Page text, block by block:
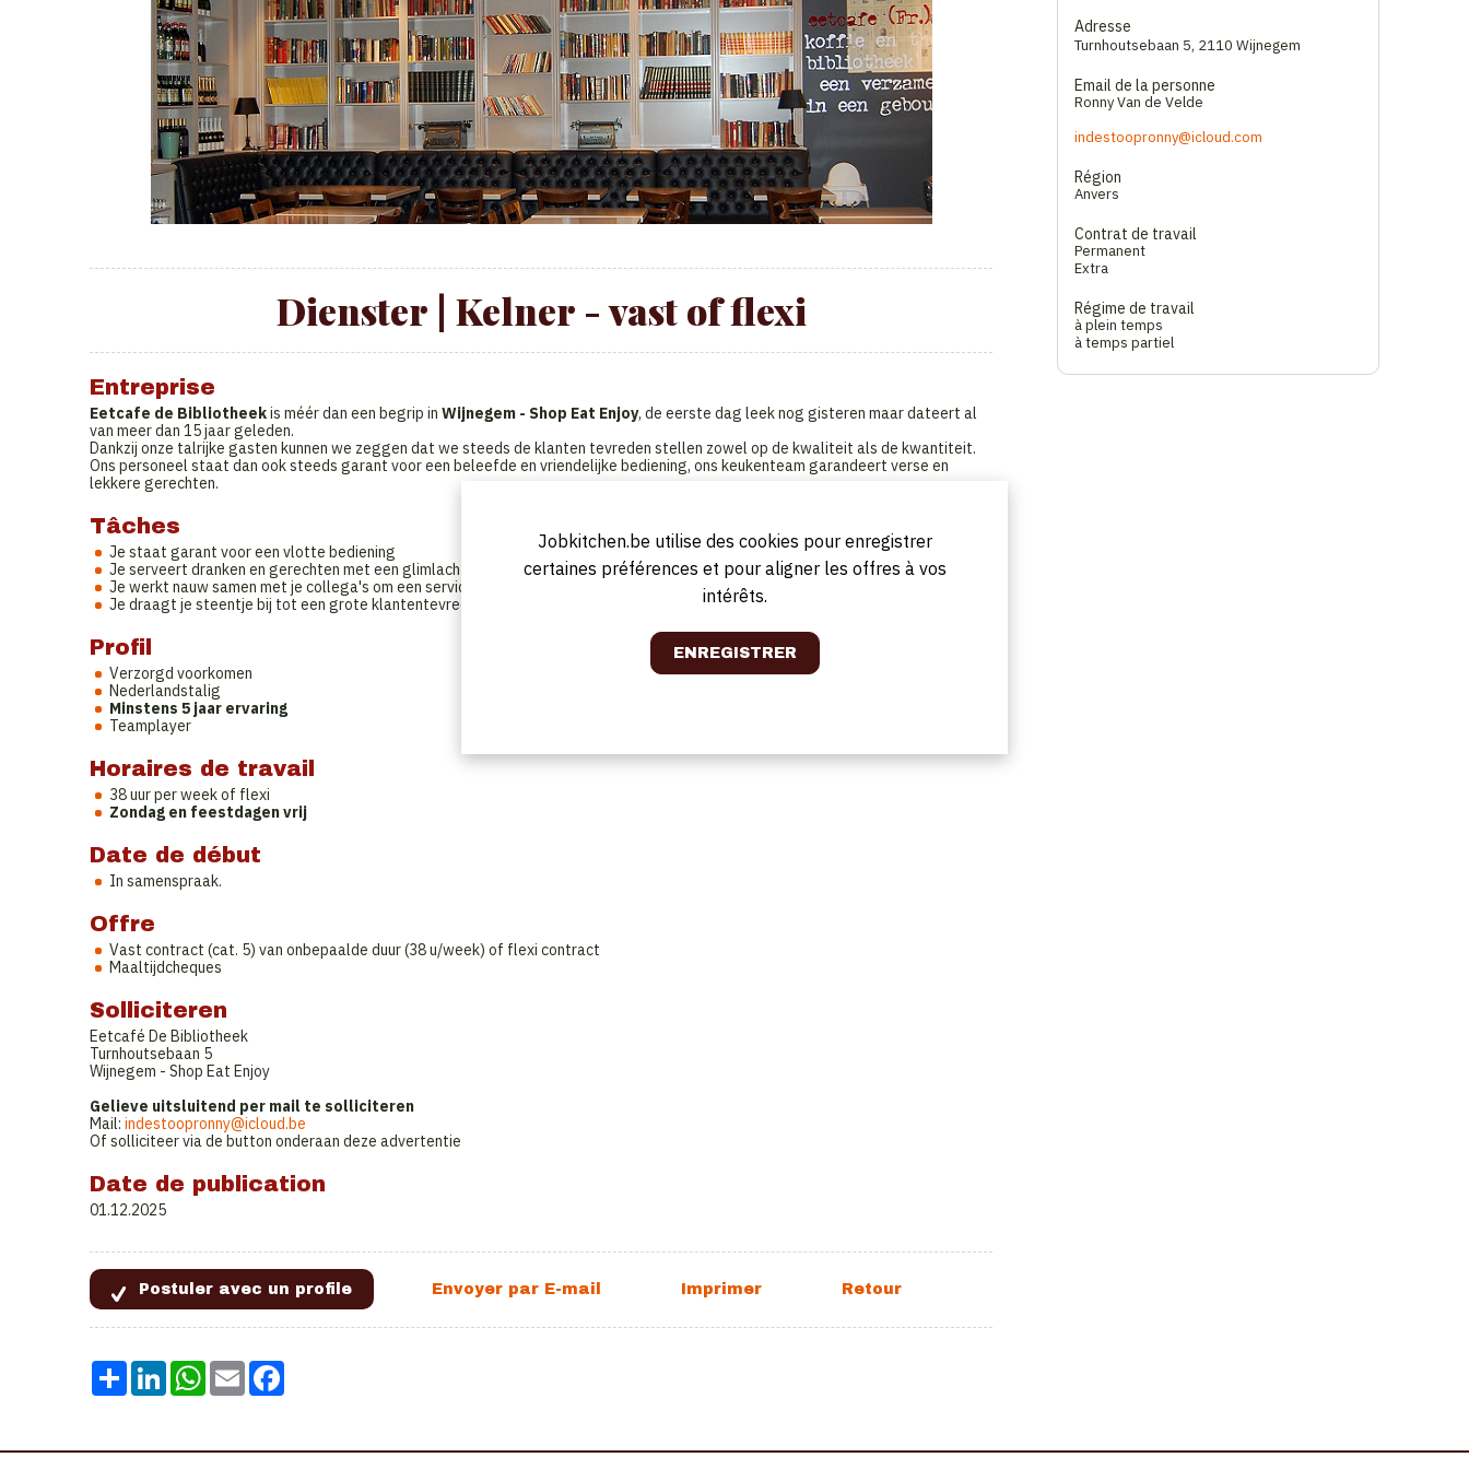
Dienster | Kelner - vast of flexi
Entreprise
Eetcafe de Bibliotheekis méér dan een begrip in Wijnegem - Shop Eat Enjoy, de eerste dag leek nog gisteren maar dateert al
van meer dan 15 jaar geleden.
Dankzij onze talrijke gasten kunnen we zeggen dat we steeds de klanten tevreden stellen zowel op de kwaliteit als de kwantiteit.
Ons personeel staat dan ook steeds garant voor een beleefde en vriendelijke bediening, ons keukenteam garandeert verse en
lekkere gerechten.
Tâches
Je staat garant voor een vlotte bediening
Je serveert dranken en gerechten met een glimlach
Je werkt nauw samen met je collega's om een service vlot te laten verlopen
Je draagt je steentje bij tot een grote klantentevredenheid
Profil
Verzorgd voorkomen
Nederlandstalig
Minstens 5 jaar ervaring
Teamplayer
Horaires de travail
38 uur per week of flexi
Zondag en feestdagen vrij
Date de début
In samenspraak.
Offre
Vast contract (cat. 5) van onbepaalde duur (38 u/week) of flexi contract
Maaltijdcheques
Solliciteren
Eetcafé De Bibliotheek
Turnhoutsebaan 5
Wijnegem - Shop Eat Enjoy
Gelieve uitsluitend per mail te solliciteren
Mail: indestoopronny@icloud.be
Of solliciteer via de button onderaan deze advertentie
Date de publication
01.12.2025
Share LinkedInWhatsApp
Email
Adresse
Turnhoutsebaan 5, 2110 Wijnegem
Email de la personne
Ronny Van de Velde
indestoopronny@icloud.com
Région
Anvers
Contrat de travail
Permanent
Extra
Régime de travail
à plein temps
à temps partiel
Jobkitchen.be utilise des cookies pour enregistrer
certaines préférences et pour aligner les offres à vos
intérêts.